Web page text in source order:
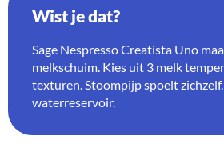
Wist je dat?
Sage Nespresso Creatista Uno
melkschuim. Kies uit 3 melk
texturen. Stoompijp spoelt
waterreservoir.